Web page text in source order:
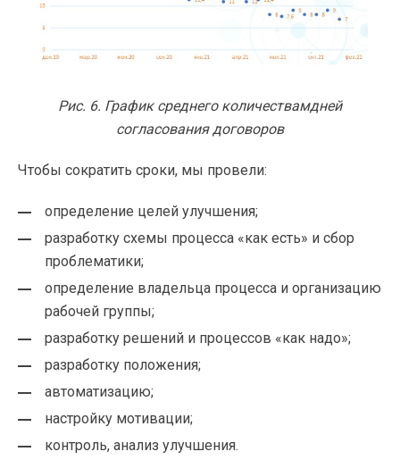
Рис. 6. График среднего количествамдней
согласования договоров
Чтобы сократить сроки, мы провели:
определение целей улучшения;
разработку схемы процесса «как есть» и сбор
проблематики;
определение владельца процесса и организацию
рабочей группы;
разработку решений и процессов «как надо»;
разработку положения;
автоматизацию;
настройку мотивации;
контроль, анализ улучшения.